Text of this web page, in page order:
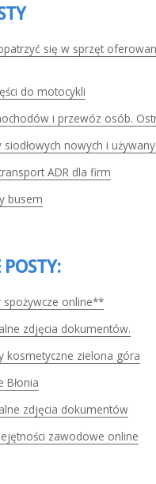
się w sprzęt
do motocykli
i przewóz osób.
nowych i
ADR dla firm
busem
online**
zdjęcia dokumentów.
kosmetyczne zielona góra
Błonia
zdjęcia dokumentów
zawodowe online